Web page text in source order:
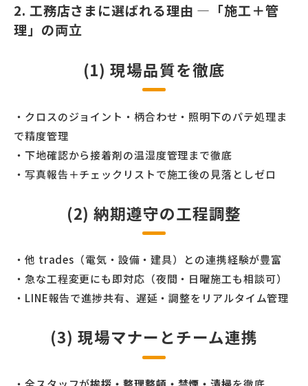
2. 工務店さまに選ばれる理由 ―「施工＋管
理」の両立
(1) 現場品質を徹底
・クロスのジョイント・柄合わせ・照明下のパテ処理ま
で精度管理
・下地確認から接着剤の温湿度管理まで徹底
・写真報告＋チェックリストで施工後の見落としゼロ
(2) 納期遵守の工程調整
・他 trades（電気・設備・建具）との連携経験が豊富
・急な工程変更にも即対応（夜間・日曜施工も相談可）
・LINE報告で進捗共有、遅延・調整をリアルタイム管理
(3) 現場マナーとチーム連携